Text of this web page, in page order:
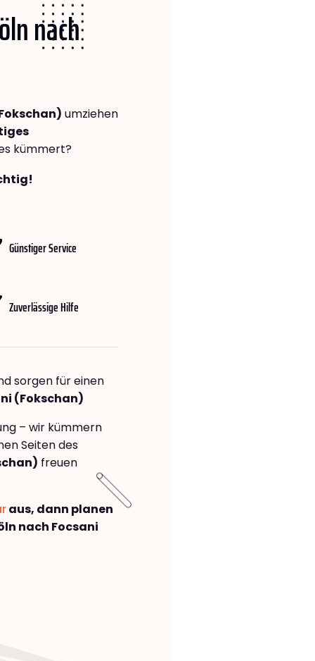
nach
umziehen
kümmert?
Günstiger Service
Zuverlässige Hilfe
sorgen für einen
(Fokschan)
– wir kümmern
Seiten des
freuen
aus, dann planen
nach Focsani